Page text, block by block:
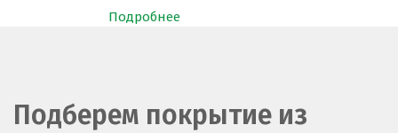
Подробнее
Подберем покрытие из